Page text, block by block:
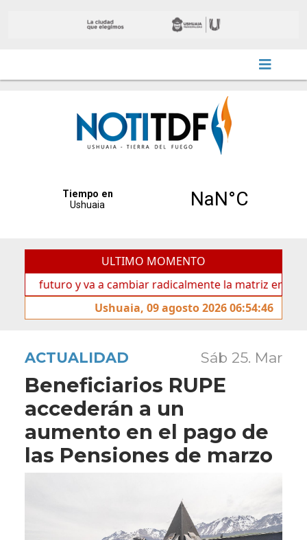
ULTIMO MOMENTO
y va a cambiar radicalmente la matriz energética de
Ushuaia, 09 agosto 2026 06:54:46
ACTUALIDAD Sáb 25. Mar
Beneficiarios RUPE
accederán a un
aumento en el pago de
las Pensiones de marzo